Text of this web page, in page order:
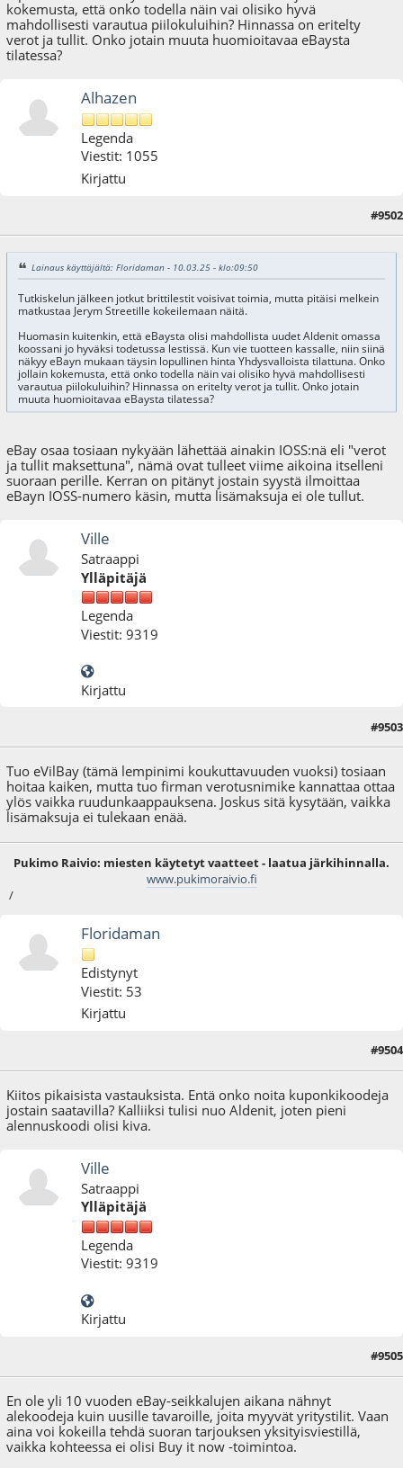
kokemusta, että onko todella näin vai olisiko hyvä
mahdollisesti varautua piilokuluihin? Hinnassa on eritelty
verot ja tullit. Onko jotain muuta huomioitavaa eBaysta
tilatessa?
Alhazen
Legenda
Viestit: 1055
Kirjattu
#9502
Lainaus käyttäjältä: Floridaman - 10.03.25 - klo:09:50
Tutkiskelun jälkeen jotkut brittilestit voisivat toimia, mutta pitäisi melkein
matkustaa Jerym Streetille kokeilemaan näitä.
Huomasin kuitenkin, että eBaysta olisi mahdollista uudet Aldenit omassa
koossani jo hyväksi todetussa lestissä. Kun vie tuotteen kassalle, niin siinä
näkyy eBayn mukaan täysin lopullinen hinta Yhdysvalloista tilattuna. Onko
jollain kokemusta, että onko todella näin vai olisiko hyvä mahdollisesti
varautua piilokuluihin? Hinnassa on eritelty verot ja tullit. Onko jotain
muuta huomioitavaa eBaysta tilatessa?
eBay osaa tosiaan nykyään lähettää ainakin IOSS:nä eli "verot
ja tullit maksettuna", nämä ovat tulleet viime aikoina itselleni
suoraan perille. Kerran on pitänyt jostain syystä ilmoittaa
eBayn IOSS-numero käsin, mutta lisämaksuja ei ole tullut.
Ville
Satraappi
Ylläpitäjä
Legenda
Viestit: 9319
Kirjattu
#9503
Tuo eVilBay (tämä lempinimi koukuttavuuden vuoksi) tosiaan
hoitaa kaiken, mutta tuo firman verotusnimike kannattaa ottaa
ylös vaikka ruudunkaappauksena. Joskus sitä kysytään, vaikka
lisämaksuja ei tulekaan enää.
Pukimo Raivio: miesten käytetyt vaatteet - laatua järkihinnalla.
www.pukimoraivio.fi
/
Floridaman
Edistynyt
Viestit: 53
Kirjattu
#9504
Kiitos pikaisista vastauksista. Entä onko noita kuponkikoodeja
jostain saatavilla? Kalliiksi tulisi nuo Aldenit, joten pieni
alennuskoodi olisi kiva.
Ville
Satraappi
Ylläpitäjä
Legenda
Viestit: 9319
Kirjattu
#9505
En ole yli 10 vuoden eBay-seikkalujen aikana nähnyt
alekoodeja kuin uusille tavaroille, joita myyvät yritystilit. Vaan
aina voi kokeilla tehdä suoran tarjouksen yksityisviestillä,
vaikka kohteessa ei olisi Buy it now -toimintoa.